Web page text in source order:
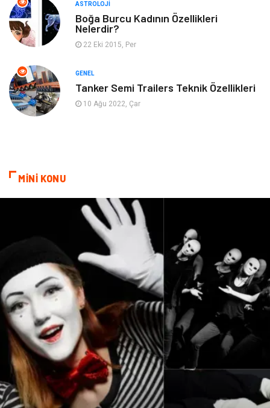
Mobilya
Finans
Aksesuar
Astroloji
ASTROLOJI
Boğa Burcu Kadının Özellikleri
Nelerdir?
22 Eki 2015, Per
GENEL
Tanker Semi Trailers Teknik Özellikleri
10 Ağu 2022, Çar
MİNİ KONU